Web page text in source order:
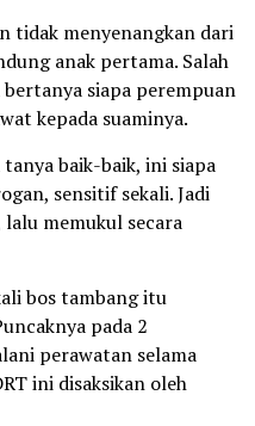
tidak menyenangkan dari
anak pertama. Salah
siapa perempuan
kepada suaminya.
tanya baik-baik, ini siapa
sensitif sekali. Jadi
memukul secara
bos tambang itu
pada 2
perawatan selama
ini disaksikan oleh